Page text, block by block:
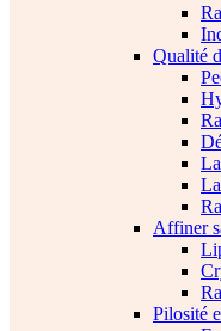
Qualité
Affiner
Pilosité